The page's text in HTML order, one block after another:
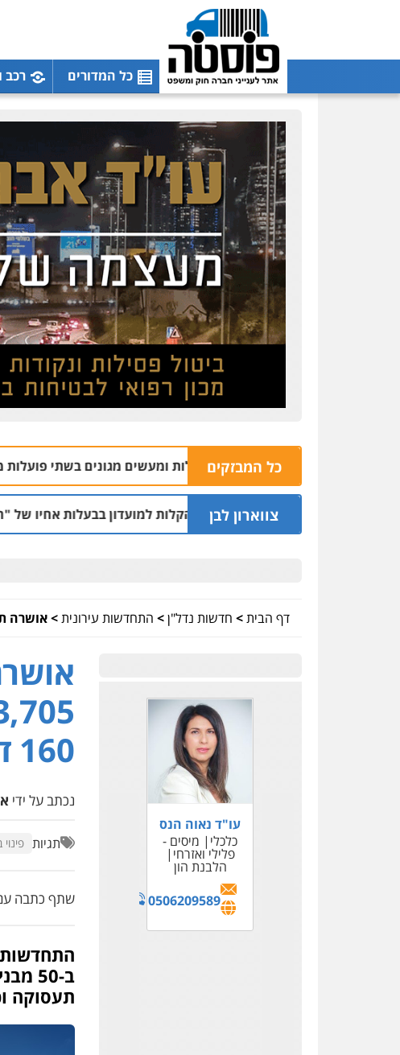
כל המדורים רכב
כל המבזקים
נאשם בהתעללות ומעשים מגונים בשתי פועלות מתאילנד | 20:09
צווארון לבן
נחקרו בחשד למתן הקלות למועדון בבעלות אחיו של "הצל" 05.08 | 12:03
דף הבית> חדשות נדל"ן> התחדשות עירונית>אושרה תוכנית
אוטן ושות' –
משרד עורכי דין
פלילי תעבורה
אסירים
0538323193
עו"ד נאוה הנס
כלכלי
מיסים -
פלילי ואזרחי
הלבנת הון
0506209589
160 דונם
נכתב על ידי
תגיות פינוי
שתף כתבה
ב-
תעסוקה וכ050 אלף מ"ר לשטחי מסחר